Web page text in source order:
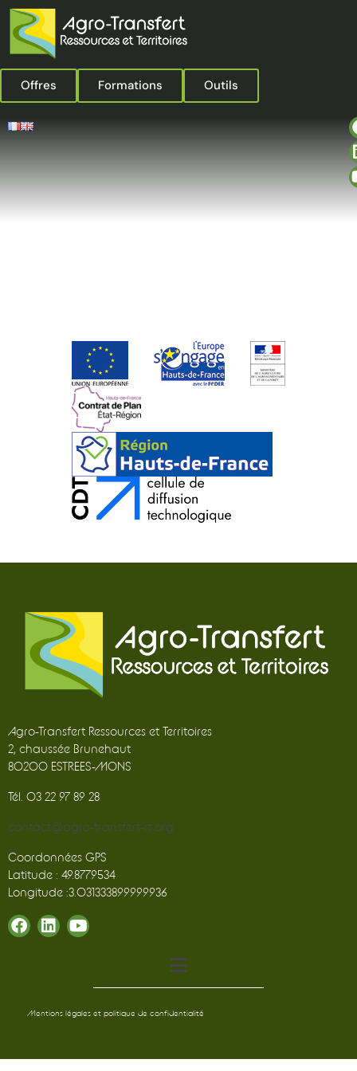
Offres Formations Outils
Agro-Transfert Ressources et Territoires
2, chaussée Brunehaut
80200 ESTREES-MONS
Tél. 03 22 97 89 28
contact@agro-transfert-rt.org
Coordonnées GPS
Latitude : 49.8779534
Longitude :3.031333899999936
Mentions légales et politique de confidentialité